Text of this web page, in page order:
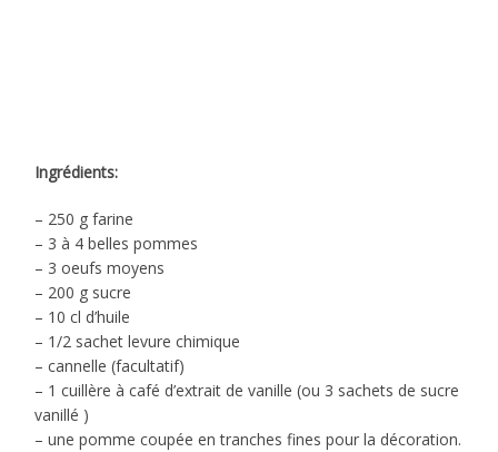
Ingrédients:
– 250 g farine
– 3 à 4 belles pommes
– 3 oeufs moyens
– 200 g sucre
– 10 cl d’huile
– 1/2 sachet levure chimique
– cannelle (facultatif)
– 1 cuillère à café d’extrait de vanille (ou 3 sachets de sucre
vanillé )
– une pomme coupée en tranches fines pour la décoration.